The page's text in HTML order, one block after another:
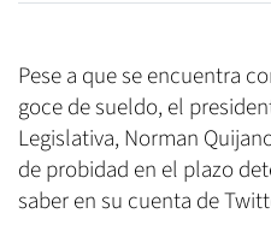
Pese a que se encuentra
goce de sueldo, el
Legislativa, Norman
de probidad en el plazo
saber en su cuenta de